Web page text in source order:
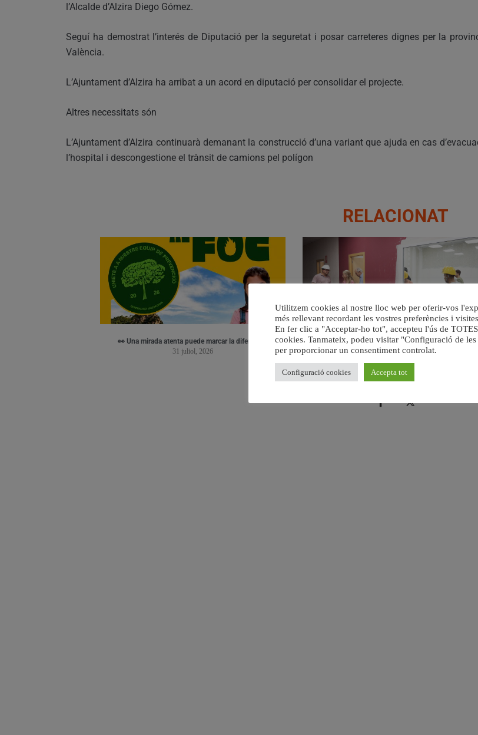
l’Alcalde d’Alzira Diego Gómez.
Seguí ha demostrat l’interés de Diputació per la seguretat i posar carreteres dignes per la
València.
L’Ajuntament d’Alzira ha arribat a un acord en diputació per consolidar el projecte.
Altres necessitats són
L’Ajuntament d’Alzira continuarà demanant la construcció d’una variant que ajuda en cas
l’hospital i descongestione el trànsit de camions pel polígon
RELACIONAT
👀 Una mirada atenta puede marcar la diferencia.
31 juliol, 2026
València ultima el nou centre per a persones majors
barri de Sant Antoni
6 agost, 2026
Utilitzem cookies al nostre lloc web per oferir-vos
més rellevant recordant les vostres preferències i
En fer clic a "Acceptar-ho tot", accepteu l'ús de
cookies. Tanmateix, podeu visitar "Configuració de les
per proporcionar un consentiment controlat.
Configuració cookies Accepta tot